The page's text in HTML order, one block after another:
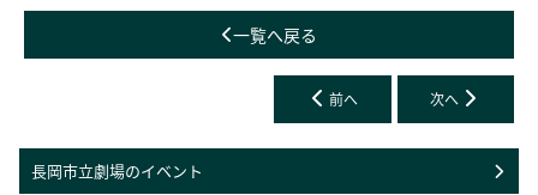
一覧へ戻る
前へ 次へ
長岡市立劇場のイベント